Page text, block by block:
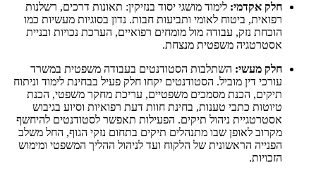
חלק אקדמי: לימוד מושגי יסוד בנזיקין: תאונות דרכים, רשלנות
רפואית, ביטוח לאומי ותביעות חבות. נדון בסוגיות מעשיות כמו
הוכחת נזק, עבודה מול מומחים רפואיים, הערכת נכויות ובניית
אסטרטגיה משפטית מנצחת.
חלק מעשי: השתלבות הסטודנטים בעבודה משפטית במשרד
עורכי דין מוביל. הסטודנטים יקחו חלק פעיל בבחינת לימוד וניתוח
תיקים, הכנת מסמכים משפטיים, עריכת מחקר משפטי, הכנת
טיוטות כתבי טענות, בחינת חוות דעת רפואיות וסיוע בגיבוש
אסטרטגיית ניהול תיקים. הפעילות תאפשר לסטודנטים להיחשף
מקרוב לאופן שבו מתנהלים תיקים בתחום נזקי הגוף, החל משלב
הפנייה הראשונית של הלקוח ועד לניהול ההליך המשפטי ומימוש
הזכויות.